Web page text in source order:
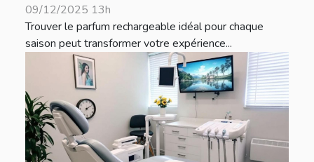
09/12/2025 13h
Trouver le parfum rechargeable idéal pour chaque
saison peut transformer votre expérience...